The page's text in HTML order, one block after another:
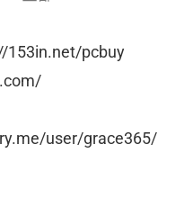
153in.net/pcbuy
user/grace365/